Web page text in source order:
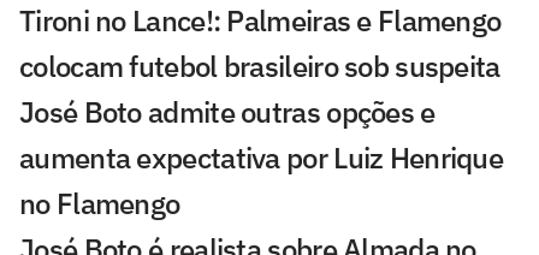
Tironi no Lance!: Palmeiras e Flamengo
colocam futebol brasileiro sob suspeita
José Boto admite outras opções e
aumenta expectativa por Luiz Henrique
no Flamengo